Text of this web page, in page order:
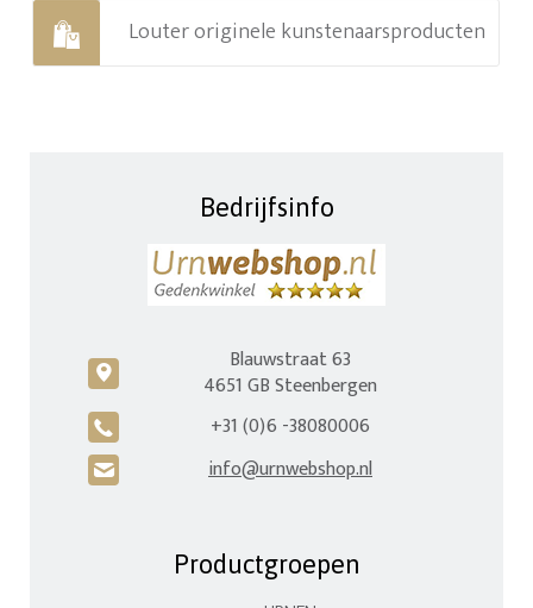
Louter originele kunstenaarsproducten
Bedrijfsinfo
c
Blauwstraat 63
4651 GB Steenbergen
A +31 (0)6 -38080006
H info@urnwebshop.nl
Productgroepen